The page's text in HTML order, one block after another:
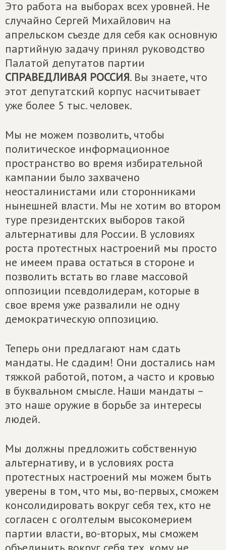
Это работа на выборах всех уровней. Не
случайно Сергей Михайлович на
апрельском съезде для себя как основную
партийную задачу принял руководство
Палатой депутатов партии
СПРАВЕДЛИВАЯ РОССИЯ. Вы знаете, что
этот депутатский корпус насчитывает
уже более 5 тыс. человек.
Мы не можем позволить, чтобы
политическое информационное
пространство во время избирательной
кампании было захвачено
неосталинистами или сторонниками
нынешней власти. Мы не хотим во втором
туре президентских выборов такой
альтернативы для России. В условиях
роста протестных настроений мы просто
не имеем права остаться в стороне и
позволить встать во главе массовой
оппозиции псевдолидерам, которые в
свое время уже развалили не одну
демократическую оппозицию.
Теперь они предлагают нам сдать
мандаты. Не сдадим! Они достались нам
тяжкой работой, потом, а часто и кровью
в буквальном смысле. Наши мандаты –
это наше оружие в борьбе за интересы
людей.
Мы должны предложить собственную
альтернативу, и в условиях роста
протестных настроений мы можем быть
уверены в том, что мы, во-первых, сможем
консолидировать вокруг себя тех, кто не
согласен с оголтелым высокомерием
партии власти, во-вторых, мы сможем